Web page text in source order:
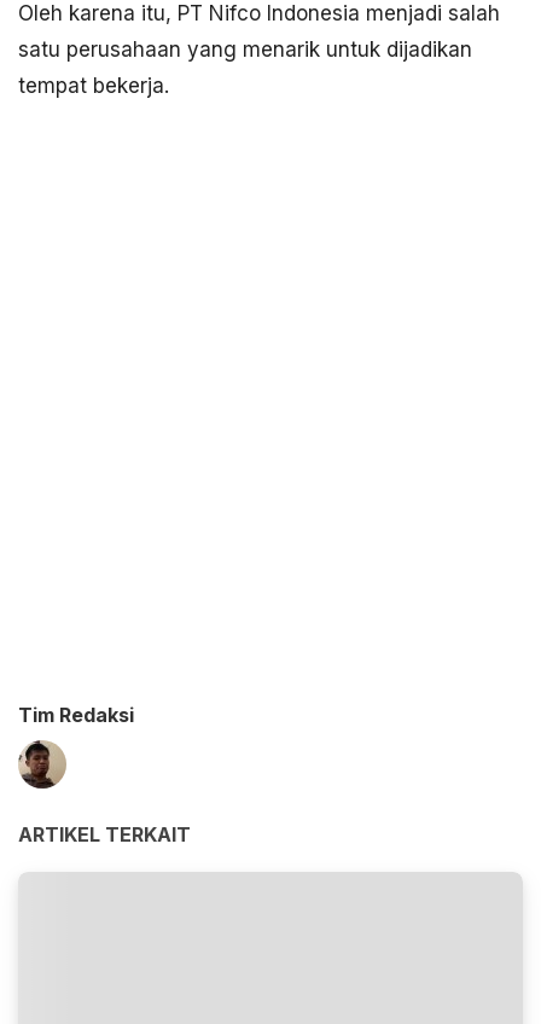
Oleh karena itu, PT Nifco Indonesia menjadi salah
satu perusahaan yang menarik untuk dijadikan
tempat bekerja.
Tim Redaksi
ARTIKEL TERKAIT